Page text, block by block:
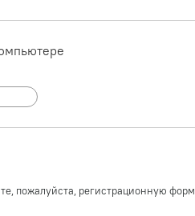
пожалуйста, регистрационную